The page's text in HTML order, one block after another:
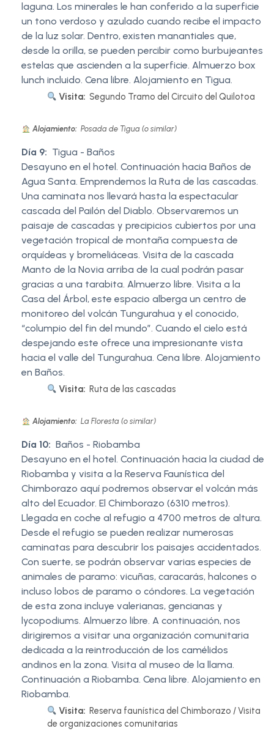
laguna. Los minerales le han conferido a la superficie
un tono verdoso y azulado cuando recibe el impacto
de la luz solar. Dentro, existen manantiales que,
desde la orilla, se pueden percibir como burbujeantes
estelas que ascienden a la superficie. Almuerzo box
lunch incluido. Cena libre. Alojamiento en Tigua.
Visita: Segundo Tramo del Circuito del Quilotoa
Alojamiento: Posada de Tigua (o similar)
Día 9: Tigua - Baños
Desayuno en el hotel. Continuación hacia Baños de
Agua Santa. Emprendemos la Ruta de las cascadas.
Una caminata nos llevará hasta la espectacular
cascada del Pailón del Diablo. Observaremos un
paisaje de cascadas y precipicios cubiertos por una
vegetación tropical de montaña compuesta de
orquídeas y bromeliáceas. Visita de la cascada
Manto de la Novia arriba de la cual podrán pasar
gracias a una tarabita. Almuerzo libre. Visita a la
Casa del Árbol, este espacio alberga un centro de
monitoreo del volcán Tungurahua y el conocido,
“columpio del fin del mundo”. Cuando el cielo está
despejando este ofrece una impresionante vista
hacia el valle del Tungurahua. Cena libre. Alojamiento
en Baños.
Visita: Ruta de las cascadas
Alojamiento: La Floresta (o similar)
Día 10: Baños - Riobamba
Desayuno en el hotel. Continuación hacia la ciudad de
Riobamba y visita a la Reserva Faunística del
Chimborazo aquí podremos observar el volcán más
alto del Ecuador. El Chimborazo (6310 metros).
Llegada en coche al refugio a 4700 metros de altura.
Desde el refugio se pueden realizar numerosas
caminatas para descubrir los paisajes accidentados.
Con suerte, se podrán observar varias especies de
animales de paramo: vicuñas, caracarás, halcones o
incluso lobos de paramo o cóndores. La vegetación
de esta zona incluye valerianas, gencianas y
lycopodiums. Almuerzo libre. A continuación, nos
dirigiremos a visitar una organización comunitaria
dedicada a la reintroducción de los camélidos
andinos en la zona. Visita al museo de la llama.
Continuación a Riobamba. Cena libre. Alojamiento en
Riobamba.
Visita: Reserva faunística del Chimborazo / Visita
de organizaciones comunitarias